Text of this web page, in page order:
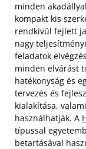
minden
kompakt kis
rendkívül fejlett
nagy
feladatok
minden elvárást
hatékonyság és
tervezés és
kialakítása,
használhatják. A
típussal
betartásával